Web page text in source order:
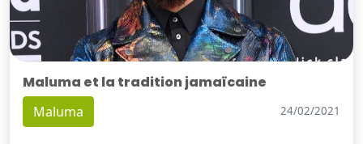
Maluma et la tradition jamaïcaine
Maluma 24/02/2021